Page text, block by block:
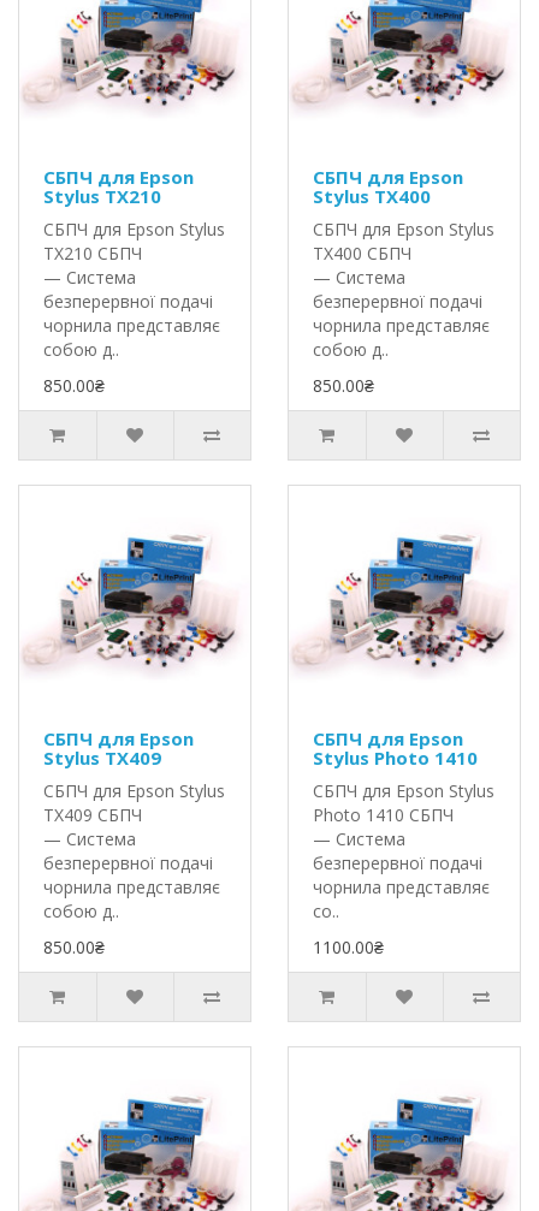
СБПЧ для Epson
Stylus TX210
СБПЧ для Epson Stylus
TX210 СБПЧ
— Система
безперервної подачі
чорнила представляє
собою д..
850.00₴
СБПЧ для Epson
Stylus TX400
СБПЧ для Epson Stylus
TX400 СБПЧ
— Система
безперервної подачі
чорнила представляє
собою д..
850.00₴
СБПЧ для Epson
Stylus TX409
СБПЧ для Epson Stylus
TX409 СБПЧ
— Система
безперервної подачі
чорнила представляє
собою д..
850.00₴
СБПЧ для Epson
Stylus Photo 1410
СБПЧ для Epson Stylus
Photo 1410 СБПЧ
— Система
безперервної подачі
чорнила представляє
со..
1100.00₴